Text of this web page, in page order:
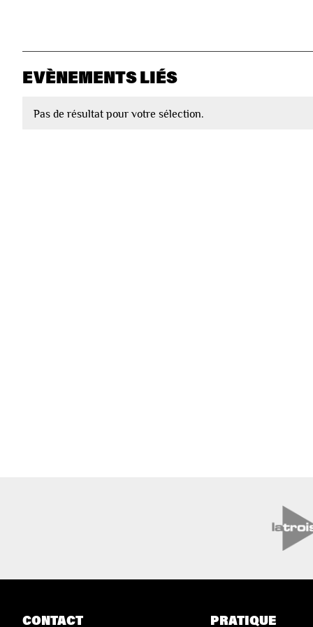
EVÈNEMENTS LIÉS
Pas de résultat pour votre sélection.
CONTACT PRATIQUE